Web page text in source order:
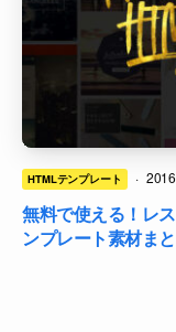
HTMLテンプレート ·
無料で使える！レ
ンプレート素材ま